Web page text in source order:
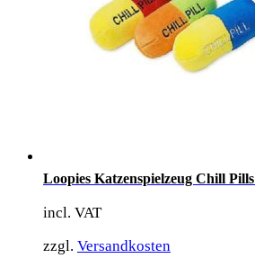
Loopies Katzenspielzeug Chill Pills
incl. VAT
zzgl. Versandkosten